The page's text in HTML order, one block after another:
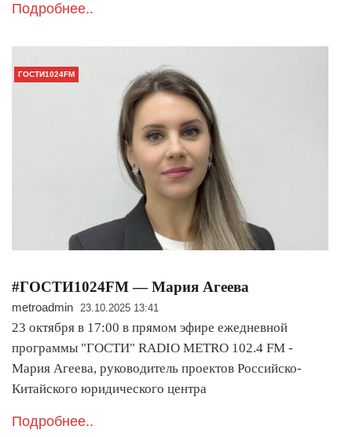
Подробнее..
ГОСТИ1024FM
#ГОСТИ1024FM — Мария Агеева
metroadmin 23.10.2025 13:41
23 октября в 17:00 в прямом эфире ежедневной
программы "ГОСТИ" RADIO METRO 102.4 FM -
Мария Агеева, руководитель проектов Российско-
Китайского юридического центра
Подробнее..